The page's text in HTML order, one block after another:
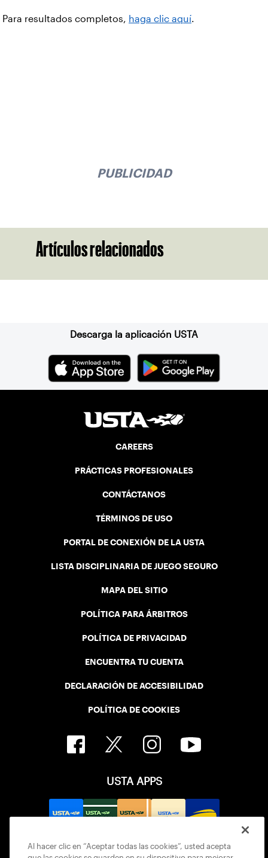
Para resultados completos, haga clic aquí.
PUBLICIDAD
Artículos relacionados
Descarga la aplicación USTA
CAREERS
PRÁCTICAS PROFESIONALES
CONTÁCTANOS
TÉRMINOS DE USO
PORTAL DE CONEXIÓN DE LA USTA
LISTA DISCIPLINARIA DE JUEGO SEGURO
MAPA DEL SITIO
POLÍTICA PARA ÁRBITROS
POLÍTICA DE PRIVACIDAD
ENCUENTRA TU CUENTA
DECLARACIÓN DE ACCESIBILIDAD
POLÍTICA DE COOKIES
USTA APPS
Al hacer clic en “Aceptar todas las cookies”, usted acepta